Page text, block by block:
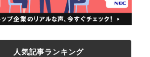
人気記事ランキング